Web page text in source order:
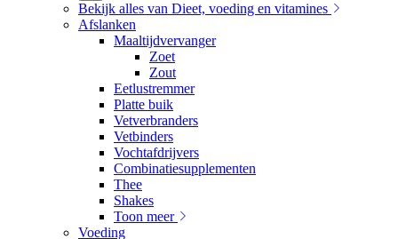
Bekijk alles van Dieet, voeding en vitamines
Afslanken
Maaltijdvervanger
Zoet
Zout
Eetlustremmer
Platte buik
Vetverbranders
Vetbinders
Vochtafdrijvers
Combinatiesupplementen
Thee
Shakes
Toon meer
Voeding